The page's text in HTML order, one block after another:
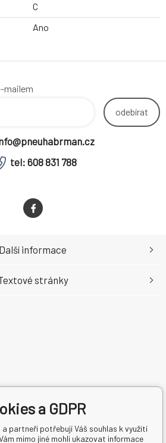
C
Ano
mailem
odebírat
tel: 608 831 788
Další informace
stránky
a GDPR
a partneři potřebují Váš souhlas k využití
mimo jiné mohli ukazovat informace